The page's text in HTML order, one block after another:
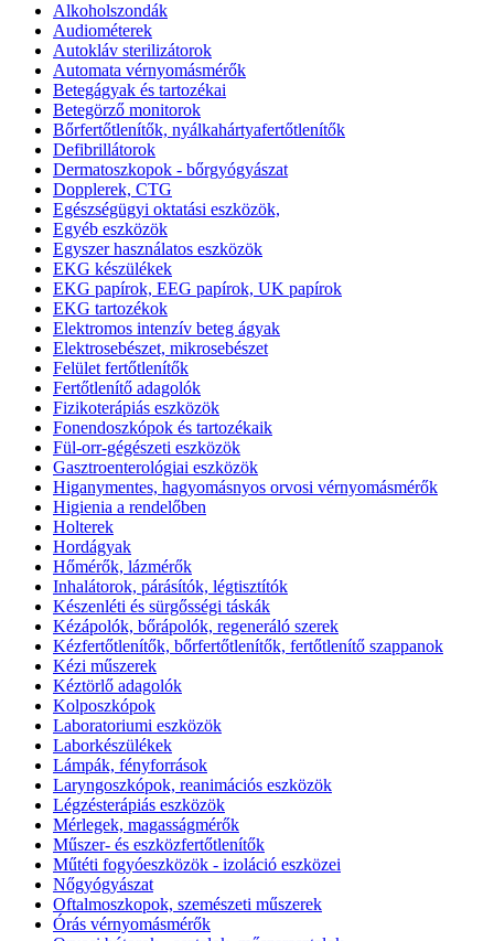
Alkoholszondák
Audiométerek
Autokláv sterilizátorok
Automata vérnyomásmérők
Betegágyak és tartozékai
Betegörző monitorok
Bőrfertőtlenítők, nyálkahártyafertőtlenítők
Defibrillátorok
Dermatoszkopok - bőrgyógyászat
Dopplerek, CTG
Egészségügyi oktatási eszközök,
Egyéb eszközök
Egyszer használatos eszközök
EKG készülékek
EKG papírok, EEG papírok, UK papírok
EKG tartozékok
Elektromos intenzív beteg ágyak
Elektrosebészet, mikrosebészet
Felület fertőtlenítők
Fertőtlenítő adagolók
Fizikoterápiás eszközök
Fonendoszkópok és tartozékaik
Fül-orr-gégészeti eszközök
Gasztroenterológiai eszközök
Higanymentes, hagyomásnyos orvosi vérnyomásmérők
Higienia a rendelőben
Holterek
Hordágyak
Hőmérők, lázmérők
Inhalátorok, párásítók, légtisztítók
Készenléti és sürgősségi táskák
Kézápolók, bőrápolók, regeneráló szerek
Kézfertőtlenítők, bőrfertőtlenítők, fertőtlenítő szappanok
Kézi műszerek
Kéztörlő adagolók
Kolposzkópok
Laboratoriumi eszközök
Laborkészülékek
Lámpák, fényforrások
Laryngoszkópok, reanimációs eszközök
Légzésterápiás eszközök
Mérlegek, magasságmérők
Műszer- és eszközfertőtlenítők
Műtéti fogyóeszközök - izoláció eszközei
Nőgyógyászat
Oftalmoszkopok, szemészeti műszerek
Órás vérnyomásmérők